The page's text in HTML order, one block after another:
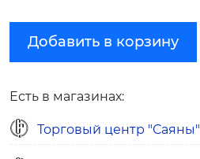
Добавить в корзину
Есть в магазинах:
Торговый центр "Саяны"